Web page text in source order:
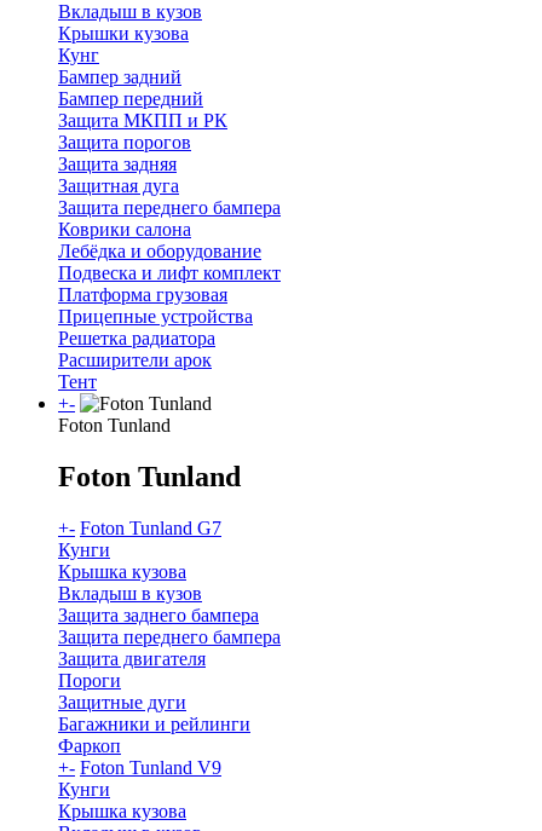
Вкладыш в кузов
Крышки кузова
Кунг
Бампер задний
Бампер передний
Защита МКПП и РК
Защита порогов
Защита задняя
Защитная дуга
Защита переднего бампера
Коврики салона
Лебёдка и оборудование
Подвеска и лифт комплект
Платформа грузовая
Прицепные устройства
Решетка радиатора
Расширители арок
Тент
+-
Foton Tunland
Foton Tunland
+- Foton Tunland G7
Кунги
Крышка кузова
Вкладыш в кузов
Защита заднего бампера
Защита переднего бампера
Защита двигателя
Пороги
Защитные дуги
Багажники и рейлинги
Фаркоп
+- Foton Tunland V9
Кунги
Крышка кузова